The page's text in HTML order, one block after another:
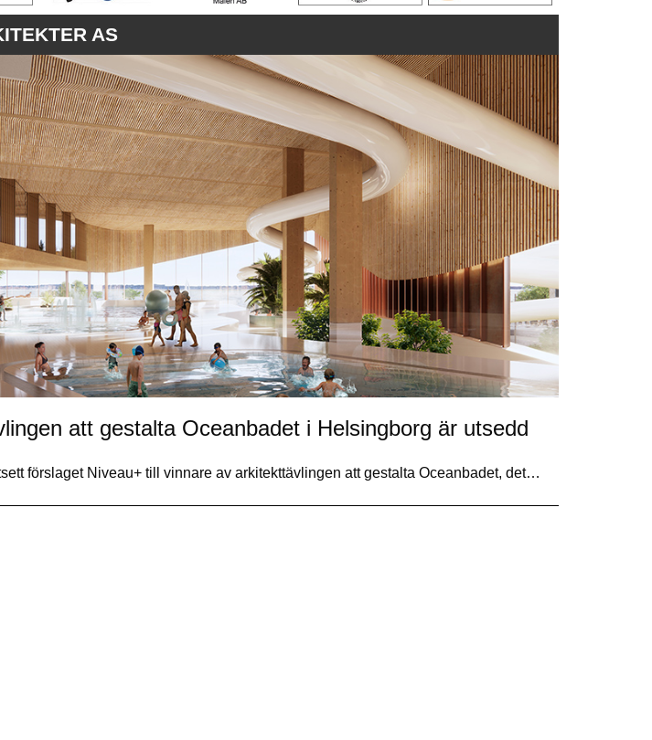
AS
att gestalta Oceanbadet i Helsingborg är utsedd
förslaget Niveau+ till vinnare av arkitekttävlingen att gestalta Oceanbadet, det…